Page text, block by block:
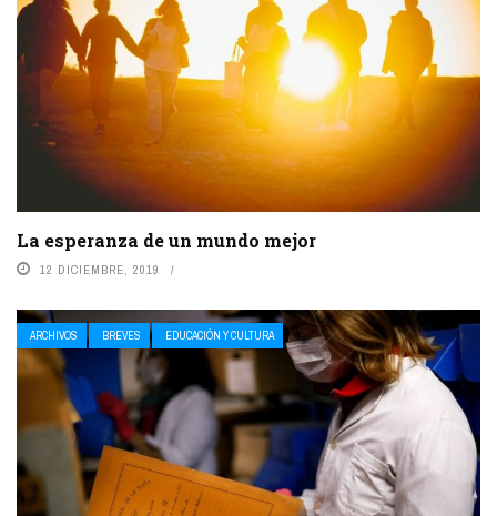
La esperanza de un mundo mejor
12 DICIEMBRE, 2019
ARCHIVOS BREVES EDUCACIÓN Y CULTURA